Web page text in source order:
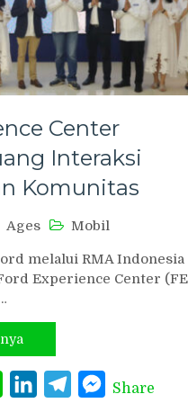
Center
Interaksi
Komunitas
Ages Mobil
melalui RMA Indonesia
Experience Center
Line LinkedInTelegramMessenger
Share